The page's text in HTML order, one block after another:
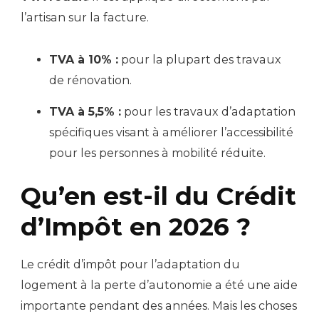
l’artisan sur la facture.
TVA à 10% : pour la plupart des travaux
de rénovation.
TVA à 5,5% : pour les travaux d’adaptation
spécifiques visant à améliorer l’accessibilité
pour les personnes à mobilité réduite.
Qu’en est-il du Crédit
d’Impôt en 2026 ?
Le crédit d’impôt pour l’adaptation du
logement à la perte d’autonomie a été une aide
importante pendant des années. Mais les choses